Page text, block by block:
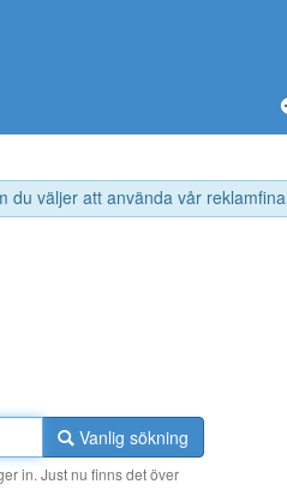
väljer att använda vår
Vanlig sökning
in. Just nu finns det över